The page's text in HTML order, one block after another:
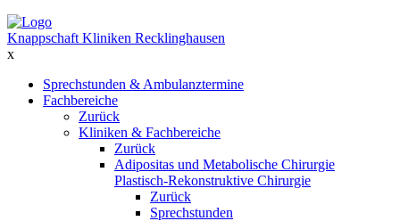
Knappschaft Kliniken Recklinghausen
x
Sprechstunden & Ambulanztermine
Fachbereiche
Zurück
Kliniken & Fachbereiche
Zurück
Adipositas und Metabolische Chirurgie
Plastisch-Rekonstruktive Chirurgie
Zurück
Sprechstunden